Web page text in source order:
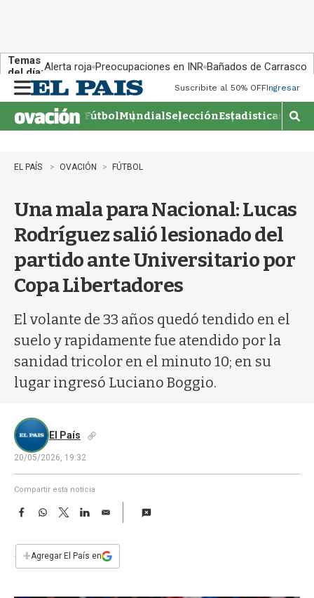
Temas
del día:Alerta roja Preocupaciones en INR Bañados de Carrasco
n
u
Suscribite al 50% OFFIngresar
FútbolMundialSelecciónEstadisticas
M
o
r
b
q
EL PAÍS OVACIÓN FÚTBOL
Una mala para Nacional: Lucas
Rodríguez salió lesionado del
partido ante Universitario por
Copa Libertadores
El volante de 33 años quedó tendido en el
suelo y rapidamente fue atendido por la
sanidad tricolor en el minuto 10; en su
lugar ingresó Luciano Boggio.
El País
20/05/2026, 19:32
Compartir esta noticia
F
e
b
W
s
T
w
t
L
E
i
l
+Agregar El País en